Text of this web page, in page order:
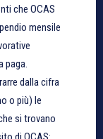
che OCAS
mensile
paga.
dalla cifra
o più) le
si trovano